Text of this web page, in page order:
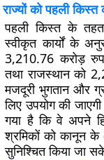
राज्यों को पहली
पहली किस्त के
स्वीकृत कार्यों के
3,210.76 करोड़
तथाराजस्थानको
मजदूरी भुगतान और
लिए उपयोग की
गया है कि वे अपने
श्रमिकों को कानून के
सुनिश्चित किया जा